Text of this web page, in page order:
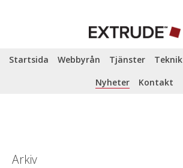
Startsida Webbyrån Tjänster Teknik
Nyheter
Kontakt
Arkiv